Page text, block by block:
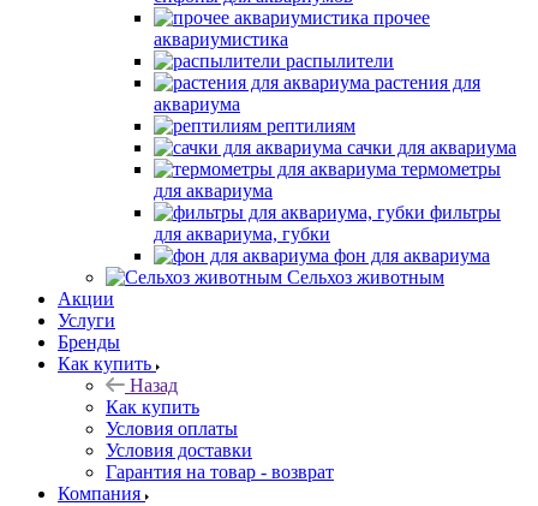
прочее
аквариумистика
распылители
растения для
аквариума
рептилиям
сачки для аквариума
термометры
для аквариума
фильтры
для аквариума, губки
фон для аквариума
Сельхоз животным
Акции
Услуги
Бренды
Как купить
Назад
Как купить
Условия оплаты
Условия доставки
Гарантия на товар - возврат
Компания